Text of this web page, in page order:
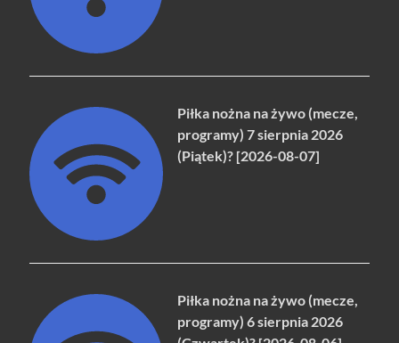
Piłka nożna na żywo (mecze,
programy) 7 sierpnia 2026
(Piątek)? [2026-08-07]
Piłka nożna na żywo (mecze,
programy) 6 sierpnia 2026